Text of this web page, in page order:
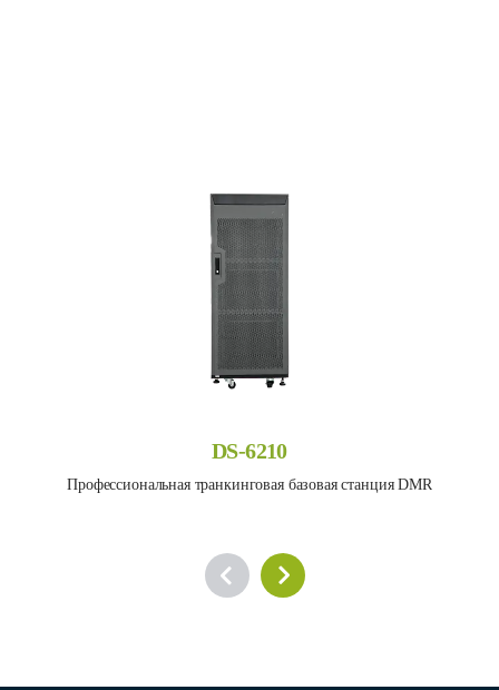
DS-6210
Профессиональная транкинговая базовая станция DMR